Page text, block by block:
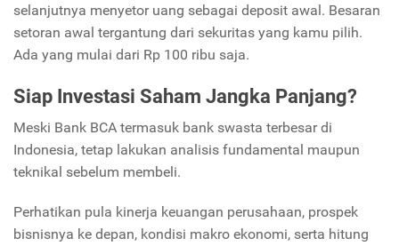
selanjutnya menyetor uang sebagai deposit awal. Besaran
setoran awal tergantung dari sekuritas yang kamu pilih.
Ada yang mulai dari Rp 100 ribu saja.
Siap Investasi Saham Jangka Panjang?
Meski Bank BCA termasuk bank swasta terbesar di
Indonesia, tetap lakukan analisis fundamental maupun
teknikal sebelum membeli.
Perhatikan pula kinerja keuangan perusahaan, prospek
bisnisnya ke depan, kondisi makro ekonomi, serta hitung